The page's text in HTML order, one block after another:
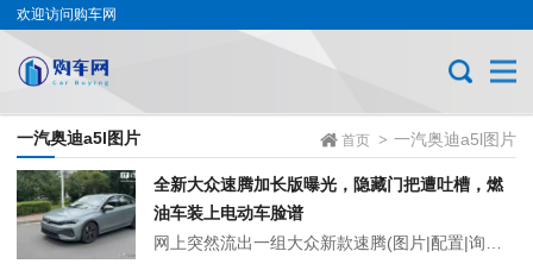
欢迎访问购车网
首页 > 一汽奥迪a5l图片
一汽奥迪a5l图片
全新大众速腾加长版曝光，隐藏门把遭吐槽，燃
油车装上电动车脸谱